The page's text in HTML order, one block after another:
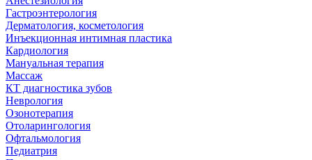
Гастроэнтерология
Дерматология, косметология
Инъекционная интимная пластика
Кардиология
Мануальная терапия
Массаж
КТ диагностика зубов
Неврология
Озонотерапия
Отоларингология
Офтальмология
Педиатрия